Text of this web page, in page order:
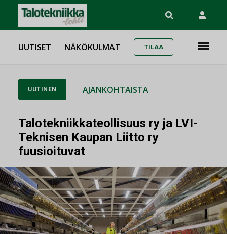
UUTISET NÄKÖKULMAT TILAA
UUTINEN AJANKOHTAISTA
Talotekniikkateollisuus ry ja LVI-
Teknisen Kaupan Liitto ry
fuusioituvat